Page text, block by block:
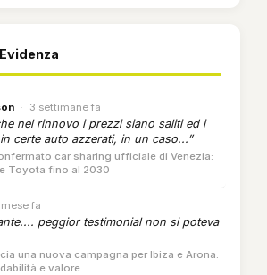
· 3 settimane fa
nel rinnovo i prezzi siano saliti ed i
certe auto azzerati, in un caso...”
car sharing ufficiale di Venezia:
Toyota fino al 2030
mese fa
peggior testimonial non si poteva
una nuova campagna per Ibiza e Arona:
e valore